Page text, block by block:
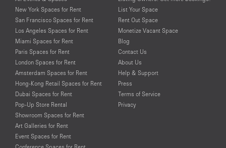
New York Spaces for Rent
San Francisco Spaces for Rent
Los Angeles Spaces for Rent
Miami Spaces for Rent
Paris Spaces for Rent
London Spaces for Rent
Amsterdam Spaces for Rent
Hong-Kong Retail Spaces for Rent
Dubai Spaces for Rent
Pop-Up Store Rental
Showroom Spaces for Rent
Art Galleries for Rent
Event Spaces for Rent
Conference Spaces for Rent
List Your Space
Rent Out Space
Monetize Vacant Space
Blog
Contact Us
About Us
Help & Support
Press
Terms of Service
Privacy